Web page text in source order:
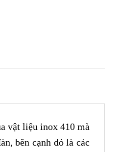
vật liệu inox 410 mà
bên cạnh đó là các